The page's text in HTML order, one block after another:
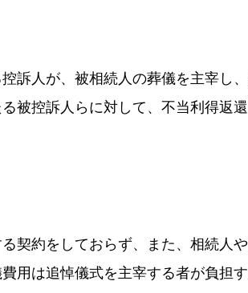
訴人が、被相続人の葬儀を主宰し
被控訴人らに対して、不当利得返
契約をしておらず、また、相続人
用は追悼儀式を主宰する者が負担